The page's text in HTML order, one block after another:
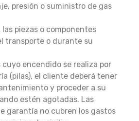
presión o suministro de gas
las piezas o componentes
transporte o durante su
cuyo encendido se realiza por
(pilas), el cliente deberá tener
y proceder a su
estén agotadas. Las
garantía no cubren los gastos